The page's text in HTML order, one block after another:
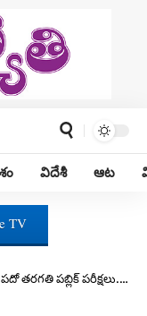
విదేశీ ఆట
TV
పరీక్షలు.. హాల్‌టికెట్ల డౌన్‌లోడ్‌ లింక్‌ ఇదే